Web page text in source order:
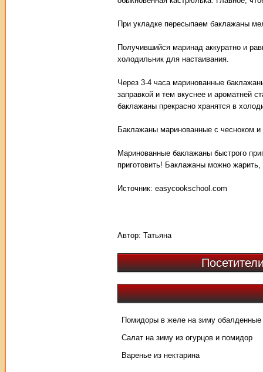
При укладке пересыпаем баклажаны
Получившийся маринад аккуратно и
холодильник для настаивания.
Через 3-4 часа маринованные
заправкой и тем вкуснее и ароматней
баклажаны прекрасно хранятся в
Баклажаны маринованные с чесноком
Маринованные баклажаны быстрого
приготовить! Баклажаны можно
Источник: easycookschool.com
Автор: Татьяна
Помидоры в желе на зиму обалденные
Салат на зиму из огурцов и помидор
Варенье из нектарина